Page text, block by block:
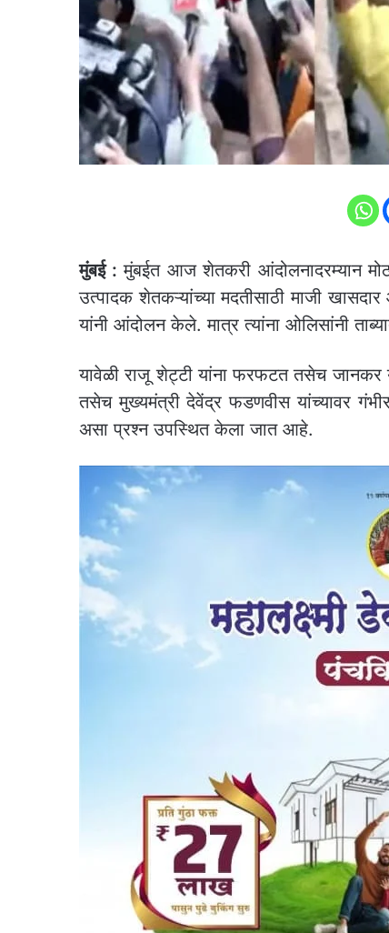
मुंबई : मुंबईत आज शेतकरी आंदोलनादरम्यान
उत्पादक शेतकऱ्यांच्या मदतीसाठी माजी
यांनी आंदोलन केले. मात्र त्यांना ओलिसांनी
यावेळी राजू शेट्टी यांना फरफटत तसेच जानकर
तसेच मुख्यमंत्री देवेंद्र फडणवीस यांच्यावर
असा प्रश्न उपस्थित केला जात आहे.